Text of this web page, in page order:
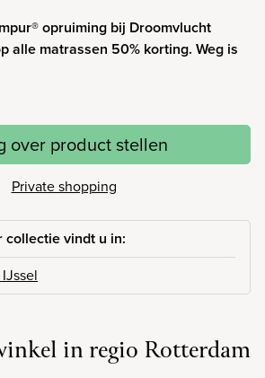
opruiming bij Droomvlucht
alle matrassen 50% korting. Weg is
over product stellen
Private shopping
collectie vindt u in:
in regio Rotterdam